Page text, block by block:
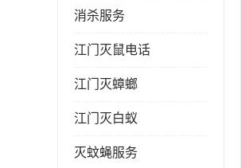
消杀服务
江门灭鼠电话
江门灭蟑螂
江门灭白蚁
灭蚊蝇服务